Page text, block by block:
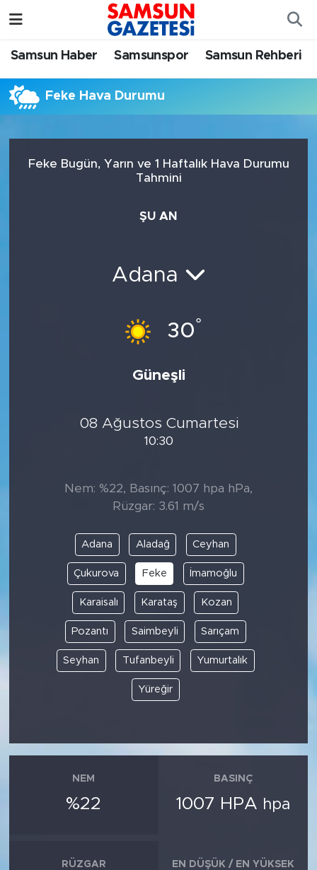
Samsun Haber Samsunspor Samsun Rehberi
Feke Hava Durumu
Feke Bugün, Yarın ve 1 Haftalık Hava Durumu
Tahmini
ŞU AN
Adana
30°
Güneşli
08 Ağustos Cumartesi
10:30
Nem: %22, Basınç: 1007 hpa hPa,
Rüzgar: 3.61 m/s
Adana Aladağ Ceyhan
Çukurova Feke İmamoğlu
Karaisalı Karataş Kozan
Pozantı Saimbeyli Sarıçam
Seyhan Tufanbeyli Yumurtalık
Yüreğir
NEM
%22
BASINÇ
1007 HPA hpa
RÜZGAR EN DÜŞÜK / EN YÜKSEK
Samsun Haber
Samsunspor
Resmi İlanlar
Samsun Nöbetçi Eczaneler
Samsun Hava Durumu
Samsun Trafik Yoğunluk Haritası
Son Dakika Haberleri